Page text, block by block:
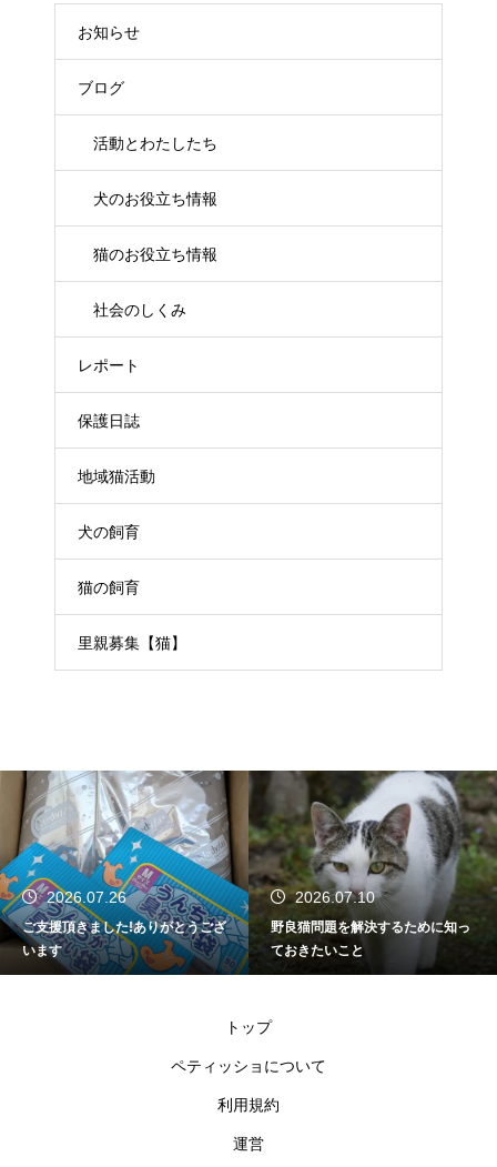
お知らせ
ブログ
活動とわたしたち
犬のお役立ち情報
猫のお役立ち情報
社会のしくみ
レポート
保護日誌
地域猫活動
犬の飼育
猫の飼育
里親募集【猫】
2026.07.10
野良猫問題を解決するために知っ
ておきたいこと
2026.06.18
2026年上半期を振り返って
トップ
ペティッショについて
利用規約
運営